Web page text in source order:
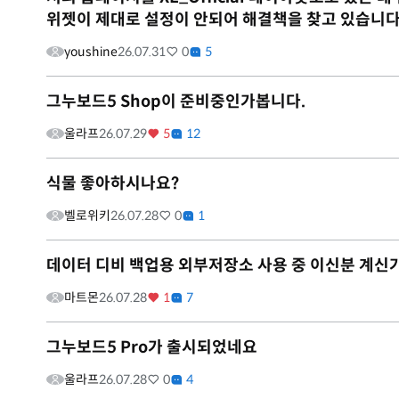
위젯이 제대로 설정이 안되어 해결책을 찾고 있습니
youshine26.07.31 0 5
그누보드5 Shop이 준비중인가봅니다.
울라프26.07.29 5 12
식물 좋아하시나요?
벨로위키26.07.28 0 1
데이터 디비 백업용 외부저장소 사용 중 이신분 계신
마트몬26.07.28 1 7
그누보드5 Pro가 출시되었네요
울라프26.07.28 0 4